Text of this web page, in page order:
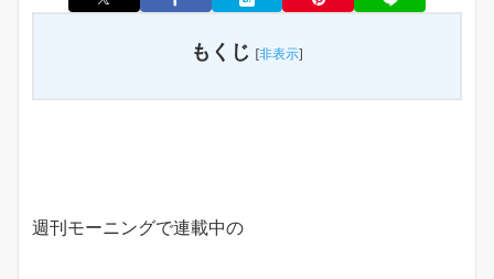
もくじ [非表示]
週刊モーニングで連載中の